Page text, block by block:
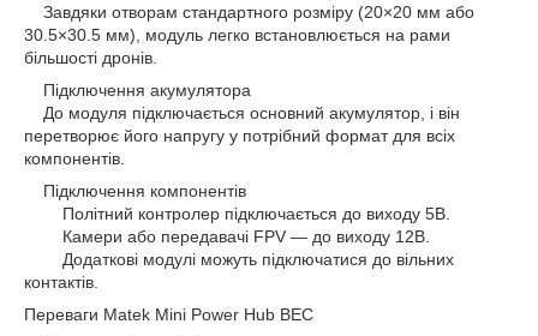
Завдяки отворам стандартного розміру (20×20 мм або
30.5×30.5 мм), модуль легко встановлюється на рами
більшості дронів.
Підключення акумулятора
До модуля підключається основний акумулятор, і він
перетворює його напругу у потрібний формат для всіх
компонентів.
Підключення компонентів
Політний контролер підключається до виходу 5В.
Камери або передавачі FPV — до виходу 12В.
Додаткові модулі можуть підключатися до вільних
контактів.
Переваги Matek Mini Power Hub BEC